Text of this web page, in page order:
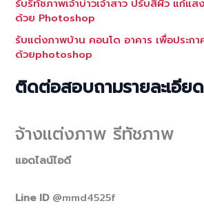
รับรีทัชภาพเจ้าบ่าวเจ้าสาว ปรับสีผิว แก้แ
ด้วย Photoshop
รับแต่งภาพบ้าน คอนโด อาคาร เพื่อประกา
ด้วยphotoshop
ติดต่อสอบถามรายละเอีย
จ้างแต่งภาพ รีทัชภาพ
แอดไลน์ไอดี
Line ID @mmd4525f